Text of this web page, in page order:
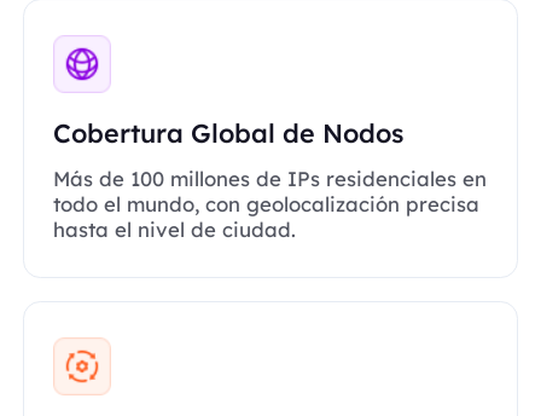
Cobertura Global de Nodos
Más de 100 millones de IPs residenciales en
todo el mundo, con geolocalización precisa
hasta el nivel de ciudad.